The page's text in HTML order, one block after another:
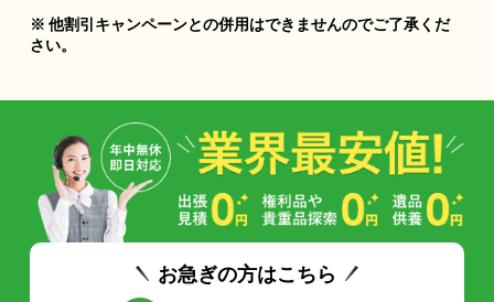
※ 他割引キャンペーンとの併用はできませんのでご了承くだ
さい。
お急ぎの方はこちら